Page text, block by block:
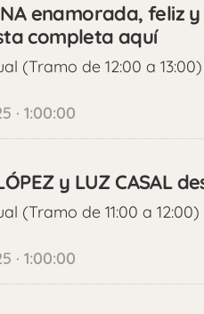
enamorada, feliz
completa aquí
(Tramo de 12:00 a 13:00)
· 1:00:00
y LUZ CASAL
(Tramo de 11:00 a 12:00)
· 1:00:00